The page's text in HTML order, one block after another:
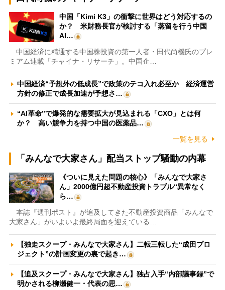
中国「Kimi K3」の衝撃に世界はどう対応するの
か？ 米財務長官が検討する「蒸留を行う中国
AI…
中国経済に精通する中国株投資の第一人者・田代尚機氏のプレ
ミアム連載「チャイナ・リサーチ」。中国企…
中国経済“予想外の低成長”で政策のテコ入れ必至か 経済運営
方針の修正で成長加速が予想さ…
“AI革命”で爆発的な需要拡大が見込まれる「CXO」とは何
か？ 高い競争力を持つ中国の医薬品…
一覧を見る
「みんなで大家さん」配当ストップ騒動の内幕
《ついに見えた問題の核心》「みんなで大家さ
ん」2000億円超不動産投資トラブル“異常なく
ら…
本誌『週刊ポスト』が追及してきた不動産投資商品「みんなで
大家さん」がいよいよ最終局面を迎えている…
【独走スクープ・みんなで大家さん】二転三転した“成田プロ
ジェクト”の計画変更の裏で起き…
【追及スクープ・みんなで大家さん】独占入手“内部議事録”で
明かされる柳瀬健一・代表の思…